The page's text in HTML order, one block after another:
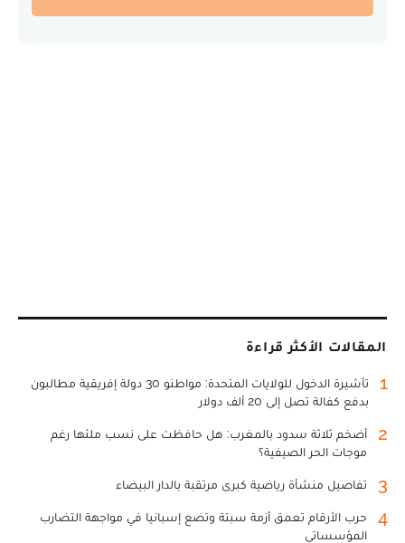
المقالات الأكثر قراءة
1
تأشيرة الدخول للولايات المتحدة: مواطنو 30 دولة إفريقية مطالبون
بدفع كفالة تصل إلى 20 ألف دولار
2
أضخم ثلاثة سدود بالمغرب: هل حافظت على نسب ملئها رغم
موجات الحر الصيفية؟
3 تفاصيل منشأة رياضية كبرى مرتقبة بالدار البيضاء
4
حرب الأرقام تعمق أزمة سبتة وتضع إسبانيا في مواجهة التضارب
المؤسساتي